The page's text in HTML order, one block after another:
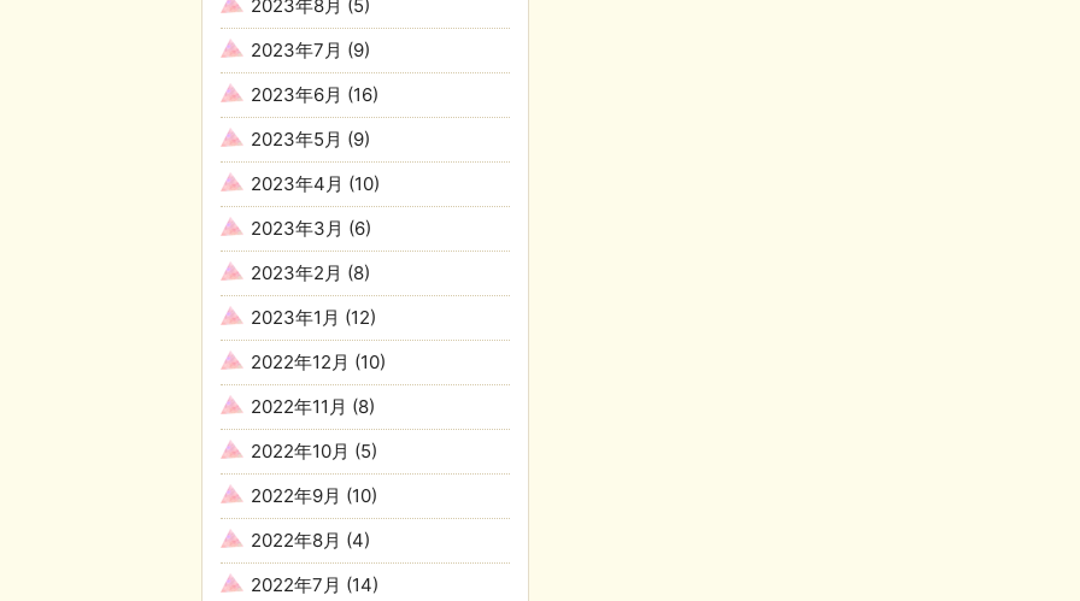
2023年8月 (5)
2023年7月 (9)
2023年6月 (16)
2023年5月 (9)
2023年4月 (10)
2023年3月 (6)
2023年2月 (8)
2023年1月 (12)
2022年12月 (10)
2022年11月 (8)
2022年10月 (5)
2022年9月 (10)
2022年8月 (4)
2022年7月 (14)